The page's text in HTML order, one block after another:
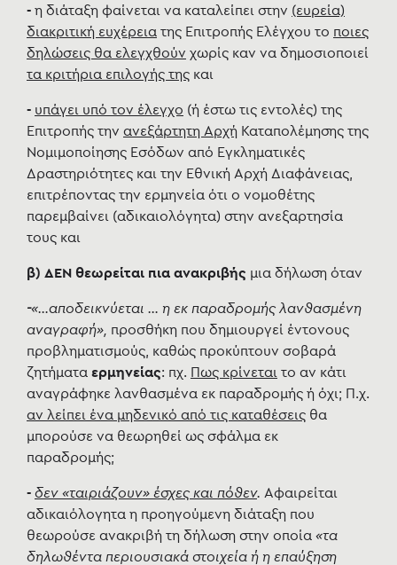
- η διάταξη φαίνεται να καταλείπει στην (ευρεία)
διακριτική ευχέρεια της Επιτροπής Ελέγχου το ποιες
δηλώσεις θα ελεγχθούν χωρίς καν να δημοσιοποιεί
τα κριτήρια επιλογής της και
- υπάγει υπό τον έλεγχο (ή έστω τις εντολές) της
Επιτροπής την ανεξάρτητη Αρχή Καταπολέμησης της
Νομιμοποίησης Εσόδων από Εγκληματικές
Δραστηριότητες και την Εθνική Αρχή Διαφάνειας,
επιτρέποντας την ερμηνεία ότι ο νομοθέτης
παρεμβαίνει (αδικαιολόγητα) στην ανεξαρτησία
τους και
β) ΔΕΝ θεωρείται πια ανακριβής μια δήλωση όταν
-«…αποδεικνύεται … η εκ παραδρομής λανθασμένη
αναγραφή», προσθήκη που δημιουργεί έντονους
προβληματισμούς, καθώς προκύπτουν σοβαρά
ζητήματα ερμηνείας: πχ. Πως κρίνεται το αν κάτι
αναγράφηκε λανθασμένα εκ παραδρομής ή όχι; Π.χ.
αν λείπει ένα μηδενικό από τις καταθέσεις θα
μπορούσε να θεωρηθεί ως σφάλμα εκ
παραδρομής;
- δεν «ταιριάζουν» έσχες και πόθεν. Αφαιρείται
αδικαιόλογητα η προηγούμενη διάταξη που
θεωρούσε ανακριβή τη δήλωση στην οποία «τα
δηλωθέντα περιουσιακά στοιχεία ή η επαύξηση